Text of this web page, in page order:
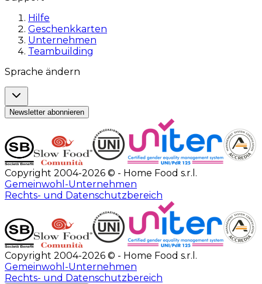
Hilfe
Geschenkkarten
Unternehmen
Teambuilding
Sprache ändern
Newsletter abonnieren
Copyright 2004-2026 © - Home Food s.r.l.
Gemeinwohl-Unternehmen
Rechts- und Datenschutzbereich
Copyright 2004-2026 © - Home Food s.r.l.
Gemeinwohl-Unternehmen
Rechts- und Datenschutzbereich